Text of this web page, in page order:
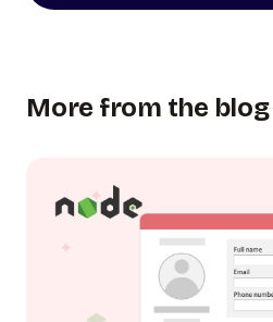
More from the blog